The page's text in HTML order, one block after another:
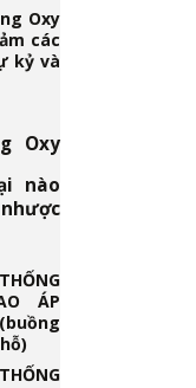
Oxy
các
kỷ và
Oxy
nào
ÁP